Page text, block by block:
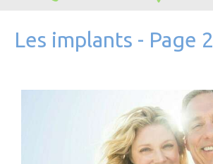
Les implants - Page 2